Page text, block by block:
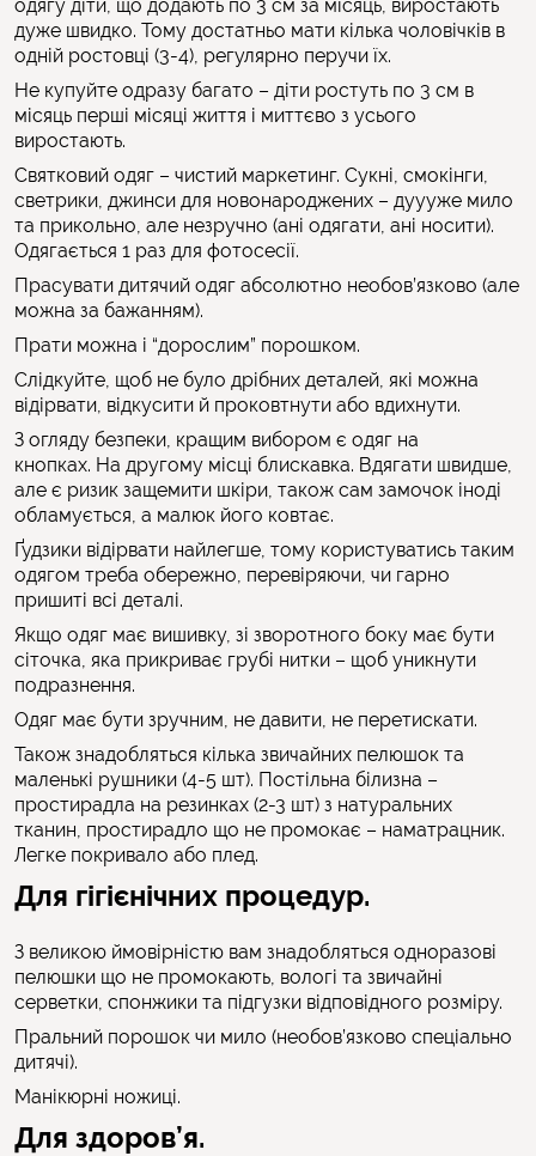
одягу діти, що додають по 3 см за місяць, виростають
дуже швидко. Тому достатньо мати кілька чоловічків в
одній ростовці (3-4), регулярно перучи їх.
Не купуйте одразу багато – діти ростуть по 3 см в
місяць перші місяці життя і миттєво з усього
виростають.
Святковий одяг – чистий маркетинг. Сукні, смокінги,
светрики, джинси для новонароджених – дуууже мило
та прикольно, але незручно (ані одягати, ані носити).
Одягається 1 раз для фотосесії.
Прасувати дитячий одяг абсолютно необов’язково (але
можна за бажанням).
Прати можна і “дорослим” порошком.
Слідкуйте, щоб не було дрібних деталей, які можна
відірвати, відкусити й проковтнути або вдихнути.
З огляду безпеки, кращим вибором є одяг на
кнопках. На другому місці блискавка. Вдягати швидше,
але є ризик защемити шкіри, також сам замочок іноді
обламується, а малюк його ковтає.
Ґудзики відірвати найлегше, тому користуватись таким
одягом треба обережно, перевіряючи, чи гарно
пришиті всі деталі.
Якщо одяг має вишивку, зі зворотного боку має бути
сіточка, яка прикриває грубі нитки – щоб уникнути
подразнення.
Одяг має бути зручним, не давити, не перетискати.
Також знадобляться кілька звичайних пелюшок та
маленькі рушники (4-5 шт). Постільна білизна –
простирадла на резинках (2-3 шт) з натуральних
тканин, простирадло що не промокає – наматрацник.
Легке покривало або плед.
Для гігієнічних процедур.
З великою ймовірністю вам знадобляться одноразові
пелюшки що не промокають, вологі та звичайні
серветки, спонжики та підгузки відповідного розміру.
Пральний порошок чи мило (необов’язково спеціально
дитячі).
Манікюрні ножиці.
Для здоров’я.